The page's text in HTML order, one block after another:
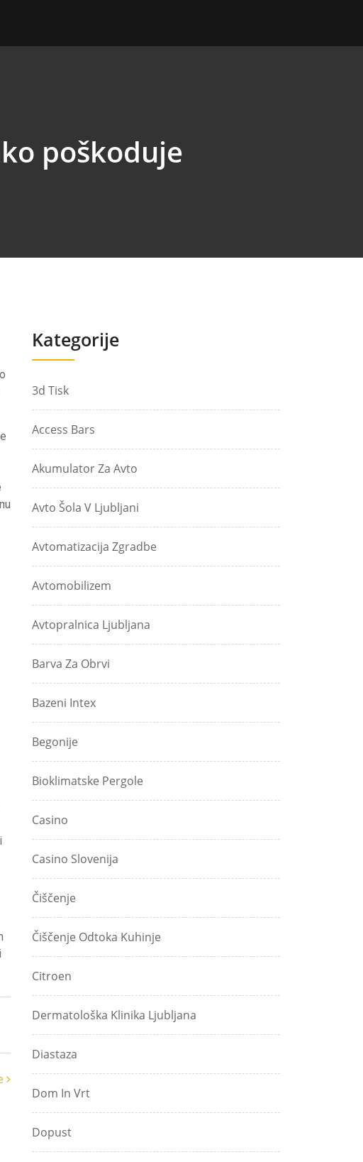
poškoduje
Kategorije
3d Tisk
Access Bars
Akumulator Za Avto
Avto Šola V Ljubljani
Avtomatizacija Zgradbe
Avtomobilizem
Avtopralnica Ljubljana
Barva Za Obrvi
Bazeni Intex
Begonije
Bioklimatske Pergole
Casino
Casino Slovenija
Čiščenje
Čiščenje Odtoka Kuhinje
Citroen
Dermatološka Klinika Ljubljana
Diastaza
Dom In Vrt
Dopust